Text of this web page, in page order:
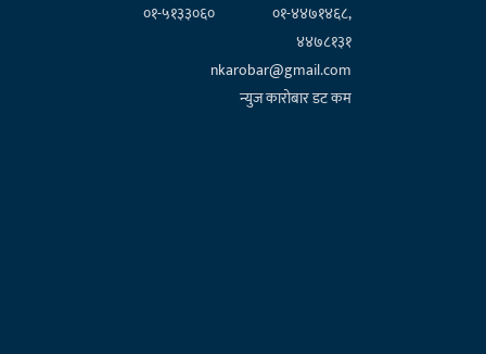
०१-५१३३०६०
०१-४४७१४६८,
४४७८१३१
nkarobar@gmail.com
न्युज कारोबार डट कम